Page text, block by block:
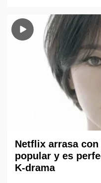
Netflix arrasa
popular y es
K-drama